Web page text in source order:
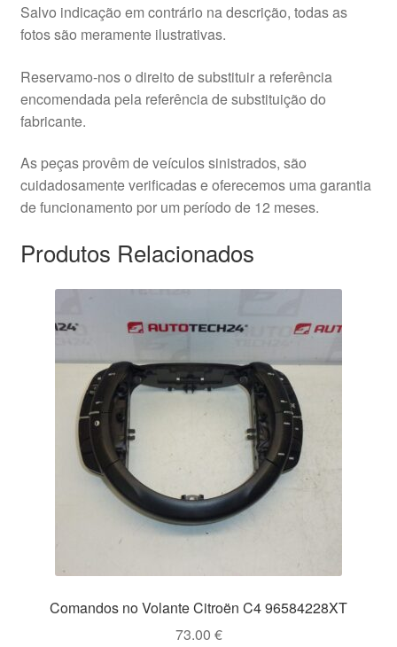
Salvo indicação em contrário na descrição, todas as
fotos são meramente ilustrativas.
Reservamo-nos o direito de substituir a referência
encomendada pela referência de substituição do
fabricante.
As peças provêm de veículos sinistrados, são
cuidadosamente verificadas e oferecemos uma garantia
de funcionamento por um período de 12 meses.
Produtos Relacionados
Comandos no Volante Citroën C4 96584228XT
73.00 €